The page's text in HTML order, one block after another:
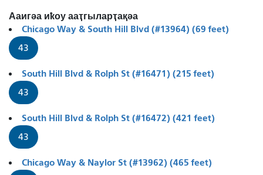
Ааигәа иҟоу ааҭгыларҭақәа
Chicago Way & South Hill Blvd (#13964) (69 feet)
43
South Hill Blvd & Rolph St (#16471) (215 feet)
43
South Hill Blvd & Rolph St (#16472) (421 feet)
43
Chicago Way & Naylor St (#13962) (465 feet)